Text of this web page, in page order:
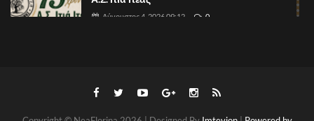
Αύγουστος 4, 2026 09:12 0
Αύγουστος 4, 2026 09:04